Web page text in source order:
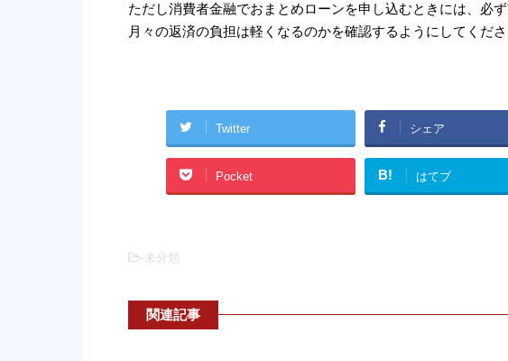
ただし消費者金融でおまとめローンを申し込むときには、必
月々の返済の負担は軽くなるのかを確認するようにしてくださ
Twitter シェア
Pocket B! はてブ
-未分類
関連記事